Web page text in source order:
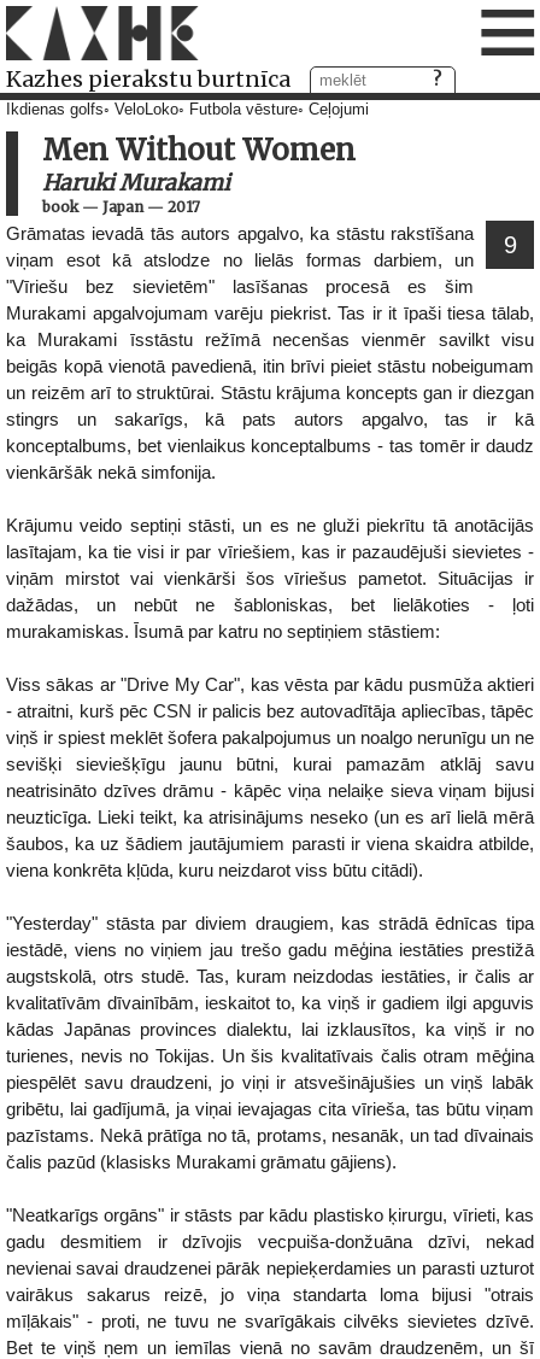
Kazhes pierakstu burtnīca ≡
Ikdienas golfs VeloLoko Futbola vēsture Ceļojumi
Men Without Women
Haruki Murakami
book— Japan— 2017
9
Grāmatas ievadā tās autors apgalvo, ka stāstu rakstīšana
viņam esot kā atslodze no lielās formas darbiem, un
"Vīriešu bez sievietēm" lasīšanas procesā es šim
Murakami apgalvojumam varēju piekrist. Tas ir it īpaši tiesa tālab,
ka Murakami īsstāstu režīmā necenšas vienmēr savilkt visu
beigās kopā vienotā pavedienā, itin brīvi pieiet stāstu nobeigumam
un reizēm arī to struktūrai. Stāstu krājuma koncepts gan ir diezgan
stingrs un sakarīgs, kā pats autors apgalvo, tas ir kā
konceptalbums, bet vienlaikus konceptalbums - tas tomēr ir daudz
vienkāršāk nekā simfonija.
Krājumu veido septiņi stāsti, un es ne gluži piekrītu tā anotācijās
lasītajam, ka tie visi ir par vīriešiem, kas ir pazaudējuši sievietes -
viņām mirstot vai vienkārši šos vīriešus pametot. Situācijas ir
dažādas, un nebūt ne šabloniskas, bet lielākoties - ļoti
murakamiskas. Īsumā par katru no septiņiem stāstiem:
Viss sākas ar "Drive My Car", kas vēsta par kādu pusmūža aktieri
- atraitni, kurš pēc CSN ir palicis bez autovadītāja apliecības, tāpēc
viņš ir spiest meklēt šofera pakalpojumus un noalgo nerunīgu un ne
sevišķi sieviešķīgu jaunu būtni, kurai pamazām atklāj savu
neatrisināto dzīves drāmu - kāpēc viņa nelaiķe sieva viņam bijusi
neuzticīga. Lieki teikt, ka atrisinājums neseko (un es arī lielā mērā
šaubos, ka uz šādiem jautājumiem parasti ir viena skaidra atbilde,
viena konkrēta kļūda, kuru neizdarot viss būtu citādi).
"Yesterday" stāsta par diviem draugiem, kas strādā ēdnīcas tipa
iestādē, viens no viņiem jau trešo gadu mēģina iestāties prestižā
augstskolā, otrs studē. Tas, kuram neizdodas iestāties, ir čalis ar
kvalitatīvām dīvainībām, ieskaitot to, ka viņš ir gadiem ilgi apguvis
kādas Japānas provinces dialektu, lai izklausītos, ka viņš ir no
turienes, nevis no Tokijas. Un šis kvalitatīvais čalis otram mēģina
piespēlēt savu draudzeni, jo viņi ir atsvešinājušies un viņš labāk
gribētu, lai gadījumā, ja viņai ievajagas cita vīrieša, tas būtu viņam
pazīstams. Nekā prātīga no tā, protams, nesanāk, un tad dīvainais
čalis pazūd (klasisks Murakami grāmatu gājiens).
"Neatkarīgs orgāns" ir stāsts par kādu plastisko ķirurgu, vīrieti, kas
gadu desmitiem ir dzīvojis vecpuiša-donžuāna dzīvi, nekad
nevienai savai draudzenei pārāk nepieķerdamies un parasti uzturot
vairākus sakarus reizē, jo viņa standarta loma bijusi "otrais
mīļākais" - proti, ne tuvu ne svarīgākais cilvēks sievietes dzīvē.
Bet te viņš ņem un iemīlas vienā no savām draudzenēm, un šī